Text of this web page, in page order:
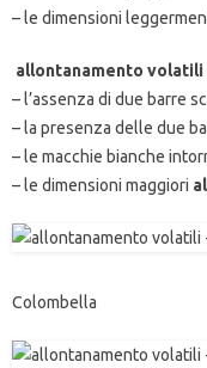
– le dimensioni
allontanamento
– l’assenza di due barre
– la presenza delle due
– le macchie bianche
– le dimensioni maggiori
Colombella